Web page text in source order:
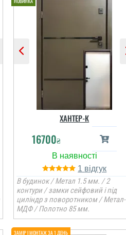
ХАНТЕР-К
16700₴
1
В будинок / Метал 1.5 мм. / 2
контури / замки сейфовий і під
циліндр з поворотником / Метал-
МДФ / Полотно 85 мм.